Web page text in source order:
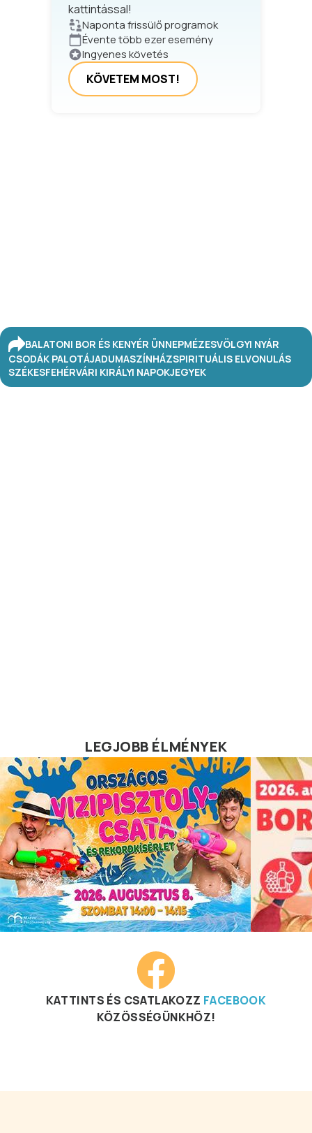
kattintással!
Naponta frissülő programok
Évente több ezer esemény
Ingyenes követés
KÖVETEM MOST!
BALATONI BOR ÉS KENYÉR ÜNNEPMÉZESVÖLGYI NYÁR
CSODÁK PALOTÁJADUMASZÍNHÁZSPIRITUÁLIS ELVONULÁS
SZÉKESFEHÉRVÁRI KIRÁLYI NAPOKJEGYEK
LEGJOBB ÉLMÉNYEK
KATTINTS ÉS CSATLAKOZZ FACEBOOK
KÖZÖSSÉGÜNKHÖZ!